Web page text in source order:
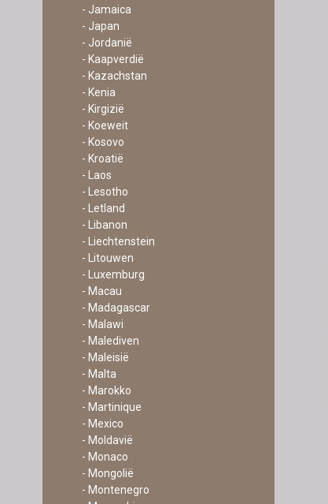
- Jamaica
- Japan
- Jordanië
- Kaapverdië
- Kazachstan
- Kenia
- Kirgizië
- Koeweit
- Kosovo
- Kroatië
- Laos
- Lesotho
- Letland
- Libanon
- Liechtenstein
- Litouwen
- Luxemburg
- Macau
- Madagascar
- Malawi
- Malediven
- Maleisië
- Malta
- Marokko
- Martinique
- Mexico
- Moldavië
- Monaco
- Mongolië
- Montenegro